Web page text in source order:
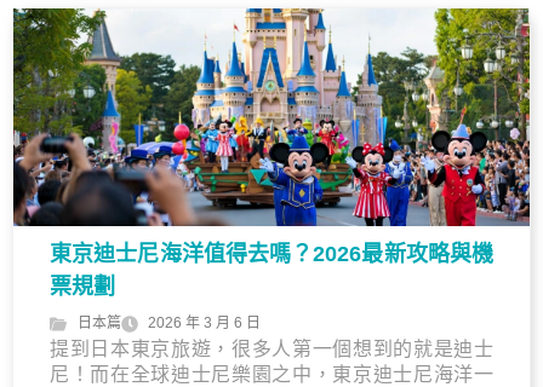
東京迪士尼海洋值得去嗎？2026最新攻略與機
票規劃
日本篇 2026 年 3 月 6 日
提到日本東京旅遊，很多人第一個想到的就是迪士
尼！而在全球迪士尼樂園之中，東京迪士尼海洋一